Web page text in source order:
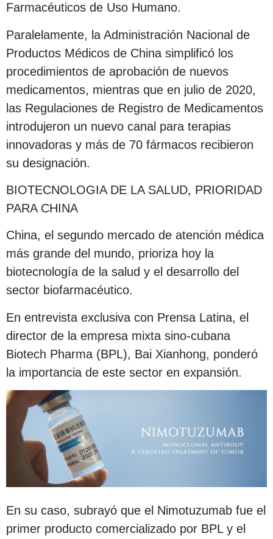
Farmacéuticos de Uso Humano.
Paralelamente, la Administración Nacional de
Productos Médicos de China simplificó los
procedimientos de aprobación de nuevos
medicamentos, mientras que en julio de 2020,
las Regulaciones de Registro de Medicamentos
introdujeron un nuevo canal para terapias
innovadoras y más de 70 fármacos recibieron
su designación.
BIOTECNOLOGIA DE LA SALUD, PRIORIDAD
PARA CHINA
China, el segundo mercado de atención médica
más grande del mundo, prioriza hoy la
biotecnología de la salud y el desarrollo del
sector biofarmacéutico.
En entrevista exclusiva con Prensa Latina, el
director de la empresa mixta sino-cubana
Biotech Pharma (BPL), Bai Xianhong, ponderó
la importancia de este sector en expansión.
En su caso, subrayó que el Nimotuzumab fue el
primer producto comercializado por BPL y el